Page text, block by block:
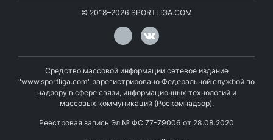
© 2018–2026 SPORTLIGA.COM
Средство массовой информации сетевое издание
"www.sportliga.com" зарегистрировано Федеральной службой по
надзору в сфере связи, информационных технологий и
массовых коммуникаций (Роскомнадзор).
Реестровая запись Эл № ФС 77-79006 от 28.08.2020